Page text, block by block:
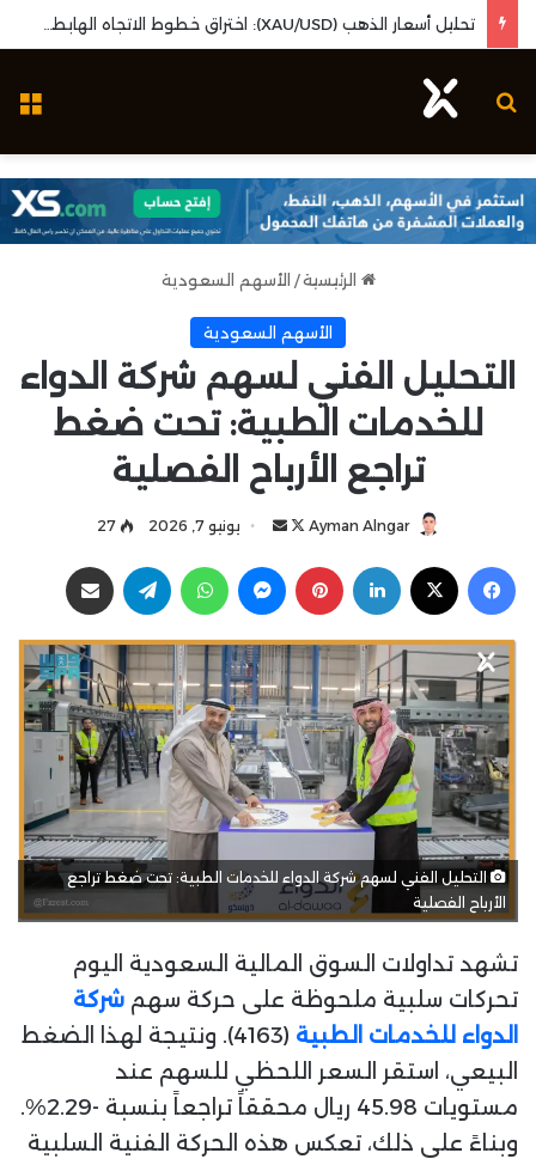
تحليل أسعار الذهب (XAU/USD): اختراق خطوط الاتجاه الهابطة وزخم بيانات البطالة الأمريكية
بحث عن
الرئيسية / الأسهم السعودية
الأسهم السعودية
التحليل الفني لسهم شركة الدواء
للخدمات الطبية: تحت ضغط
تراجع الأرباح الفصلية
Ayman Alngar
ت
ب
ع
ع
ل
ى
X
س
ل
ب
ر
ي
د
ا
إ
ل
ت
و
ن
يونيو 7, 2026 27
التحليل الفني لسهم شركة الدواء للخدمات الطبية: تحت ضغط تراجع
الأرباح الفصلية
تشهد تداولات السوق المالية السعودية اليوم
تحركات سلبية ملحوظة على حركة سهم شركة
الدواء للخدمات الطبية
(4163). ونتيجة لهذا الضغط
البيعي، استقر السعر اللحظي للسهم عند
مستويات 45.98 ريال محققاً تراجعاً بنسبة -2.29%.
وبناءً على ذلك، تعكس هذه الحركة الفنية السلبية